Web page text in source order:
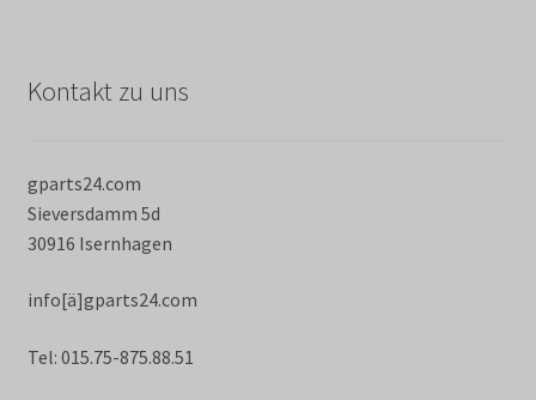
Kontakt zu uns
gparts24.com
Sieversdamm 5d
30916 Isernhagen
info[ä]gparts24.com
Tel: 015.75-875.88.51